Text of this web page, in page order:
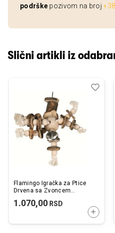
podrške pozivom na broj
Slični artikli iz
Flamingo Igračka za Ptice
Drvena sa Zvoncem
1.070,00 RSD
Dodaj